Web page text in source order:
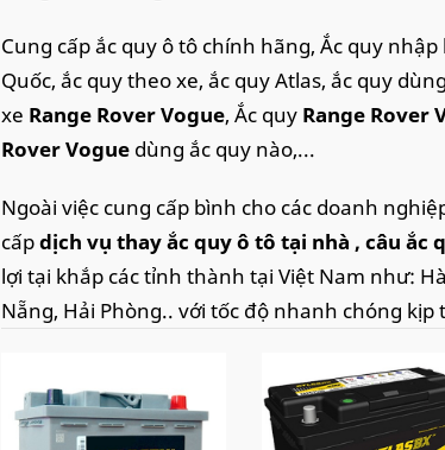
Cung cấp ắc quy ô tô chính hãng, Ắc quy
Quốc, ắc quy theo xe, ắc quy Atlas, ắc quy
xe Range Rover Vogue, Ắc quy Range Rover
Rover Vogue dùng ắc quy nào,...
Ngoài việc cung cấp bình cho các doanh
cấpdịch vụ thay ắc quy ô tô tại nhà , câu ắc
lợi tại khắp các tỉnh thành tại Việt Nam như:
Nẵng, Hải Phòng.. với tốc độ nhanh chóng
Range Rover Vogue thay